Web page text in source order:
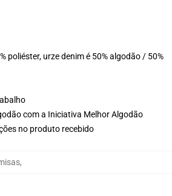
poliéster, urze denim é 50% algodão / 50%
com a Iniciativa Melhor Algodão
no produto recebido
,